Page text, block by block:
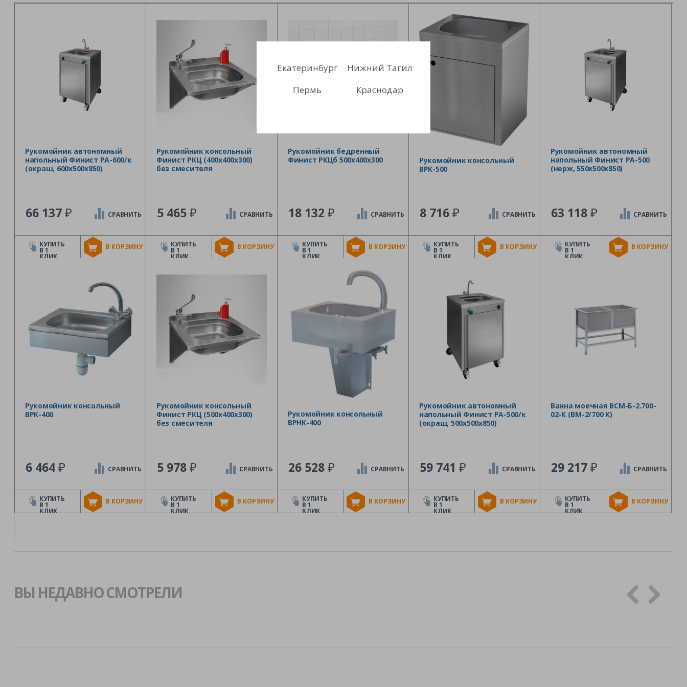
Рукомойник автономный
напольный Финист РА-600/к
(окраш, 600х500х850)
66 137₽
В КОРЗИНУ
СРАВНИТЬ
КУПИТЬ
В 1
КЛИК
Рукомойник консольный
Финист РКЦ (400х400х300)
без смесителя
5 465₽
В КОРЗИНУ
СРАВНИТЬ
КУПИТЬ
В 1
КЛИК
Рукомойник бедренный
Финист РКЦб 500х400х300
18 132 ₽
В КОРЗИНУ
СРАВНИТЬ
КУПИТЬ
В 1
КЛИК
Рукомойник консольный
ВРК-500
8 716₽
В КОРЗИНУ
СРАВНИТЬ
КУПИТЬ
В 1
КЛИК
Рукомойник автономный
напольный Финист РА-500
(нерж, 550х500х850)
63 118₽
В КОРЗИНУ
СРАВНИТЬ
КУПИТЬ
В 1
КЛИК
Рукомойник консольный
ВРК-400
6 464₽
В КОРЗИНУ
СРАВНИТЬ
КУПИТЬ
В 1
КЛИК
Рукомойник консольный
Финист РКЦ (500х400х300)
без смесителя
5 978₽
В КОРЗИНУ
СРАВНИТЬ
КУПИТЬ
В 1
КЛИК
Рукомойник консольный
ВРНК-400
26 528₽
В КОРЗИНУ
СРАВНИТЬ
КУПИТЬ
В 1
КЛИК
Рукомойник автономный
напольный Финист РА-500/к
(окраш, 500х500х850)
59 741 ₽
В КОРЗИНУ
СРАВНИТЬ
КУПИТЬ
В 1
КЛИК
Ванна моечная ВСМ-Б-2.700-
02-К (ВМ-2/700 К)
29 217₽
В КОРЗИНУ
СРАВНИТЬ
КУПИТЬ
В 1
КЛИК
ВЫ НЕДАВНО СМОТРЕЛИ
Екатеринбург
Нижний Тагил
Пермь
Краснодар